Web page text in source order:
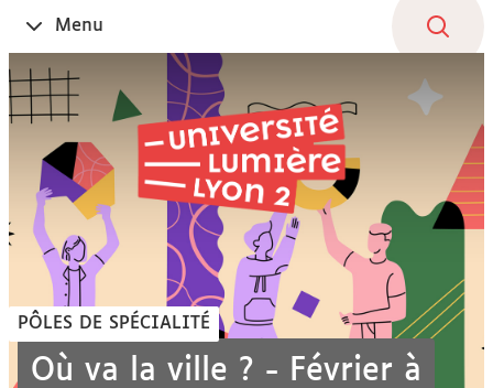
Ouvrir
le
Menu
PÔLES DE SPÉCIALITÉ
Où va la ville ? - Février à